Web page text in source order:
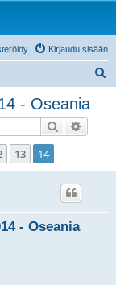
Kirjaudu sisään
- Oseania
Etsi
13 14
- Oseania